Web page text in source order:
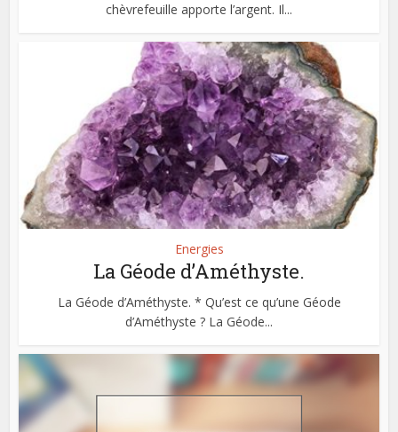
chèvrefeuille apporte l’argent. Il...
Energies
La Géode d’Améthyste.
La Géode d’Améthyste. * Qu’est ce qu’une Géode
d’Améthyste ? La Géode...